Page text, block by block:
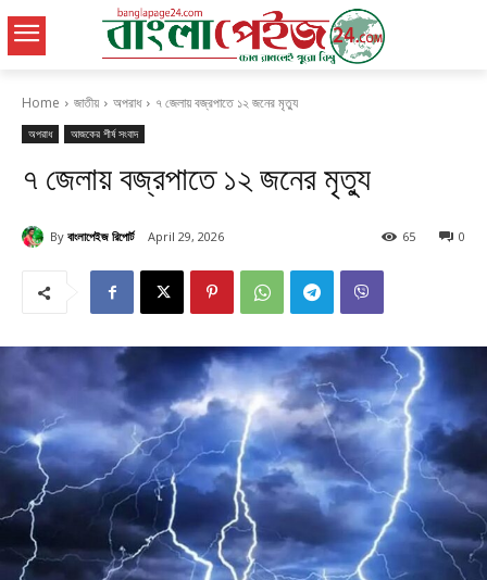
Home জাতীয় অপরাধ ৭ জেলায় বজ্রপাতে ১২ জনের মৃত্যু
অপরাধ আজকের শীর্ষ সংবাদ
৭ জেলায় বজ্রপাতে ১২ জনের মৃত্যু
By বাংলাপেইজ রিপোর্ট April 29, 2026 0
65